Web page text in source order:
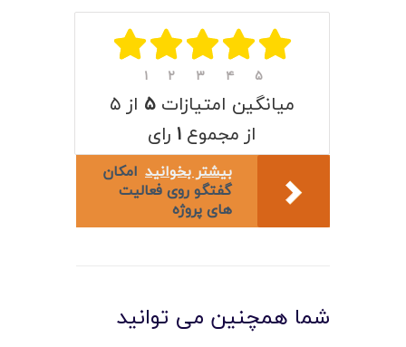
۱ ۲ ۳ ۴ ۵
میانگین امتیازات ۵ از ۵
از مجموع ۱ رای
بیشتر بخوانید امکان
گفتگو روی فعالیت
های پروژه
شما همچنین می توانید